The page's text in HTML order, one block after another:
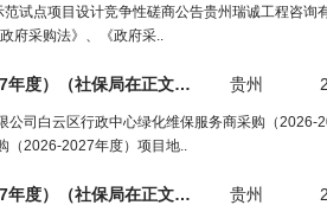
试点项目设计竞争性磋商公告贵州瑞诚工程咨询
府采购法》、《政府采..
年度）（社保局在正文中） 贵州
司白云区行政中心绿化维保服务商采购（2026-
2026-2027年度）项目地..
年度）（社保局在正文中） 贵州